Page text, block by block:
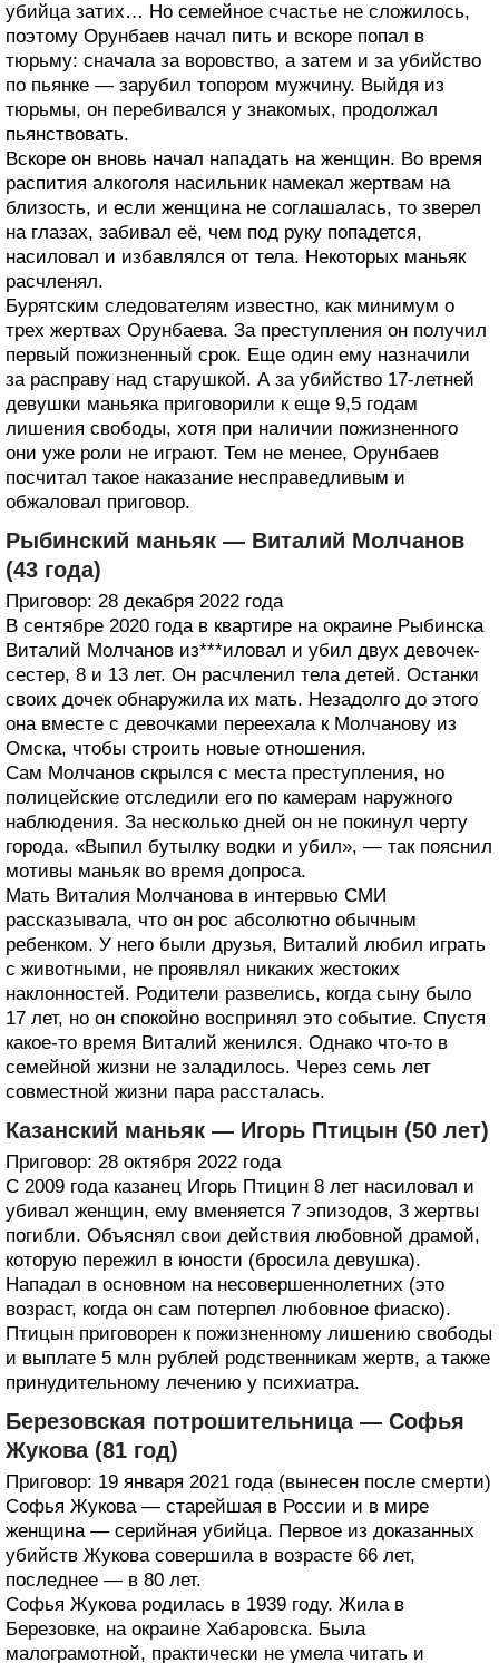
убийца затих… Но семейное счастье не сложилось,
поэтому Орунбаев начал пить и вскоре попал в
тюрьму: сначала за воровство, а затем и за убийство
по пьянке — зарубил топором мужчину. Выйдя из
тюрьмы, он перебивался у знакомых, продолжал
пьянствовать.
Вскоре он вновь начал нападать на женщин. Во время
распития алкоголя насильник намекал жертвам на
близость, и если женщина не соглашалась, то зверел
на глазах, забивал её, чем под руку попадется,
насиловал и избавлялся от тела. Некоторых маньяк
расчленял.
Бурятским следователям известно, как минимум о
трех жертвах Орунбаева. За преступления он получил
первый пожизненный срок. Еще один ему назначили
за расправу над старушкой. А за убийство 17-летней
девушки маньяка приговорили к еще 9,5 годам
лишения свободы, хотя при наличии пожизненного
они уже роли не играют. Тем не менее, Орунбаев
посчитал такое наказание несправедливым и
обжаловал приговор.
Рыбинский маньяк — Виталий Молчанов
(43 года)
Приговор: 28 декабря 2022 года
В сентябре 2020 года в квартире на окраине Рыбинска
Виталий Молчанов из***иловал и убил двух девочек-
сестер, 8 и 13 лет. Он расчленил тела детей. Останки
своих дочек обнаружила их мать. Незадолго до этого
она вместе с девочками переехала к Молчанову из
Омска, чтобы строить новые отношения.
Сам Молчанов скрылся с места преступления, но
полицейские отследили его по камерам наружного
наблюдения. За несколько дней он не покинул черту
города. «Выпил бутылку водки и убил», — так пояснил
мотивы маньяк во время допроса.
Мать Виталия Молчанова в интервью СМИ
рассказывала, что он рос абсолютно обычным
ребенком. У него были друзья, Виталий любил играть
с животными, не проявлял никаких жестоких
наклонностей. Родители развелись, когда сыну было
17 лет, но он спокойно воспринял это событие. Спустя
какое-то время Виталий женился. Однако что-то в
семейной жизни не заладилось. Через семь лет
совместной жизни пара рассталась.
Казанский маньяк — Игорь Птицын (50 лет)
Приговор: 28 октября 2022 года
С 2009 года казанец Игорь Птицин 8 лет насиловал и
убивал женщин, ему вменяется 7 эпизодов, 3 жертвы
погибли. Объяснял свои действия любовной драмой,
которую пережил в юности (бросила девушка).
Нападал в основном на несовершеннолетних (это
возраст, когда он сам потерпел любовное фиаско).
Птицын приговорен к пожизненному лишению свободы
и выплате 5 млн рублей родственникам жертв, а также
принудительному лечению у психиатра.
Березовская потрошительница — Софья
Жукова (81 год)
Приговор: 19 января 2021 года (вынесен после смерти)
Софья Жукова — старейшая в России и в мире
женщина — серийная убийца. Первое из доказанных
убийств Жукова совершила в возрасте 66 лет,
последнее — в 80 лет.
Софья Жукова родилась в 1939 году. Жила в
Березовке, на окраине Хабаровска. Была
малограмотной, практически не умела читать и